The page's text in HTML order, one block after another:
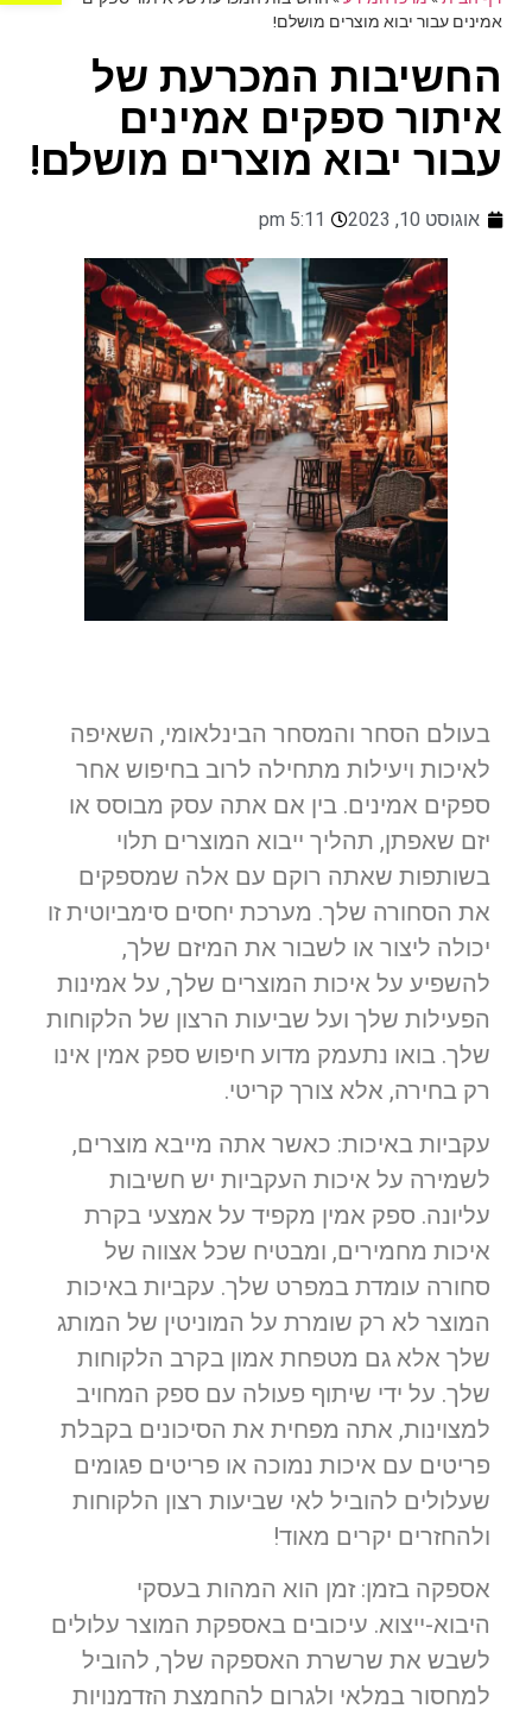
אמינים עבור יבוא מוצרים מושלם!
החשיבות המכרעת של
איתור ספקים אמינים
עבור יבוא מוצרים מושלם!
אוגוסט 10, 2023 5:11 pm
בעולם הסחר והמסחר הבינלאומי, השאיפה
לאיכות ויעילות מתחילה לרוב בחיפוש אחר
ספקים אמינים. בין אם אתה עסק מבוסס או
יזם שאפתן, תהליך ייבוא המוצרים תלוי
בשותפות שאתה רוקם עם אלה שמספקים
את הסחורה שלך. מערכת יחסים סימביוטית זו
יכולה ליצור או לשבור את המיזם שלך,
להשפיע על איכות המוצרים שלך, על אמינות
הפעילות שלך ועל שביעות הרצון של הלקוחות
שלך. בואו נתעמק מדוע חיפוש ספק אמין אינו
רק בחירה, אלא צורך קריטי.
עקביות באיכות: כאשר אתה מייבא מוצרים,
לשמירה על איכות העקביות יש חשיבות
עליונה. ספק אמין מקפיד על אמצעי בקרת
איכות מחמירים, ומבטיח שכל אצווה של
סחורה עומדת במפרט שלך. עקביות באיכות
המוצר לא רק שומרת על המוניטין של המותג
שלך אלא גם מטפחת אמון בקרב הלקוחות
שלך. על ידי שיתוף פעולה עם ספק המחויב
למצוינות, אתה מפחית את הסיכונים בקבלת
פריטים עם איכות נמוכה או פריטים פגומים
שעלולים להוביל לאי שביעות רצון הלקוחות
ולהחזרים יקרים מאוד!
אספקה בזמן: זמן הוא המהות בעסקי
היבוא-ייצוא. עיכובים באספקת המוצר עלולים
לשבש את שרשרת האספקה שלך, להוביל
למחסור במלאי ולגרום להחמצת הזדמנויות